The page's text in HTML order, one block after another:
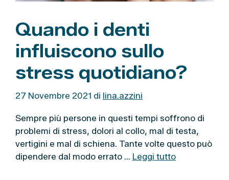
Quando i denti
influiscono sullo
stress quotidiano?
27 Novembre 2021 di lina.azzini
Sempre più persone in questi tempi soffrono di
problemi di stress, dolori al collo, mal di testa,
vertigini e mal di schiena. Tante volte questo può
dipendere dal modo errato … Leggi tutto